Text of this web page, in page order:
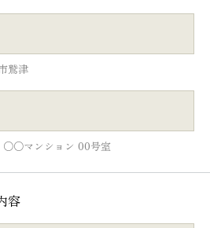
鷲津
○○マンション 00号室
容